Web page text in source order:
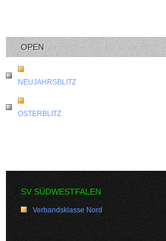
OPEN
NEUJAHRSBLITZ
OSTERBLITZ
SV SÜDWESTFALEN
Verbandsklasse Nord